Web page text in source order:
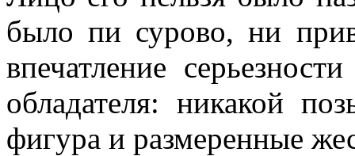
было пи сурово, ни
впечатление
обладателя: никакой
фигура и размеренные